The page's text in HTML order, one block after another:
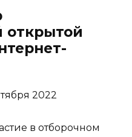
2022
в отборочном